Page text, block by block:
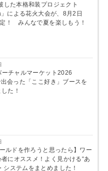
した本格和装プロジェクト
」による花火大会が、8月2日
！ みんなで夏を楽しもう！
ーチャルマーケット2026
会った「ここ好き」ブースを
た！
ルドを作ろうと思ったら】ワー
にオススメ！よく見かける“あ
システムをまとめました！